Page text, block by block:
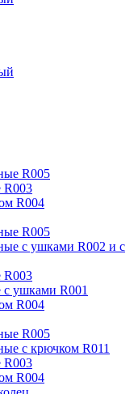
R005
R003
R004
R005
с ушками R002 и с
R003
с ушками R001
R004
R005
с крючком R011
R003
R004